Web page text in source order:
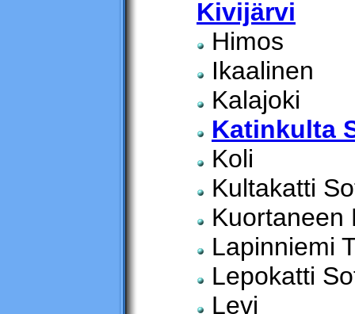
Kivijärvi
Himos
Ikaalinen
Kalajoki
Katinkulta
Koli
Kultakatti
Kuortaneen
Lapinniemi
Lepokatti
Levi